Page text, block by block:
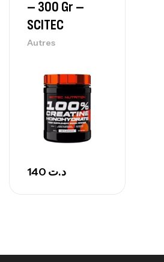
CREATINE
PROTEIN
GH SURGE 90 CAPSULES
– 300 Gr –
SCITEC
Autres
د.ت